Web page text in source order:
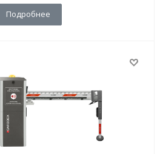
Подробнее